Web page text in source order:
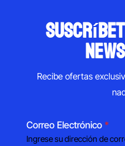
Recibe ofertas
Correo Electrónico *
Ingrese su dirección de